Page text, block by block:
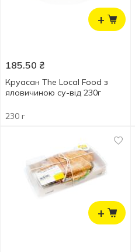
+
185.50 ₴
Круасан The Local Food з
яловичиною су-від 230г
230 г
+